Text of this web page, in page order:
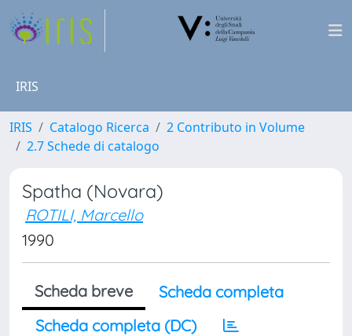
IRIS
IRIS Catalogo Ricerca
2 Contributo in Volume
2.7 Schede di catalogo
Spatha (Novara)
ROTILI, Marcello
1990
Scheda breve
Scheda completa
Scheda completa (DC)